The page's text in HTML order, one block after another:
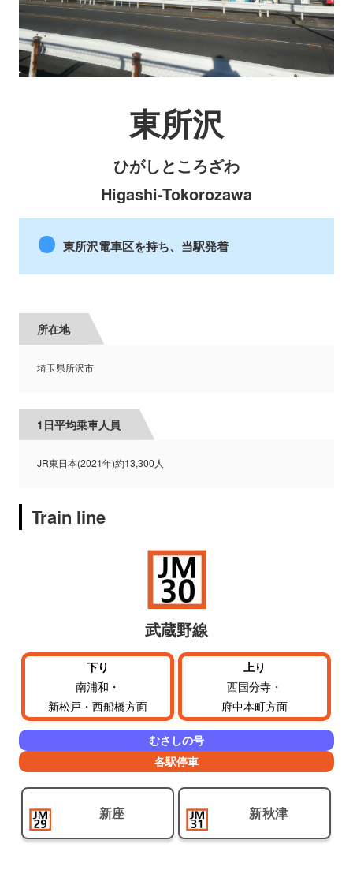
東所沢
ひがしところざわ
Higashi-Tokorozawa
東所沢電車区を持ち、当駅発着
所在地
埼玉県所沢市
1日平均乗車人員
JR東日本(2021年)約13,300人
Train line
武蔵野線
下り
南浦和・
新松戸・西船橋方面
上り
西国分寺・
府中本町方面
むさしの号
各駅停車
新座 新秋津